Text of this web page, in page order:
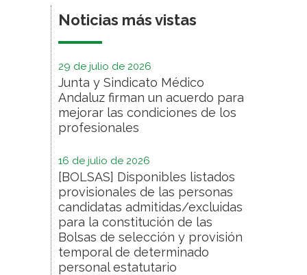
Noticias más vistas
29 de julio de 2026
Junta y Sindicato Médico
Andaluz firman un acuerdo para
mejorar las condiciones de los
profesionales
16 de julio de 2026
[BOLSAS] Disponibles listados
provisionales de las personas
candidatas admitidas/excluidas
para la constitución de las
Bolsas de selección y provisión
temporal de determinado
personal estatutario